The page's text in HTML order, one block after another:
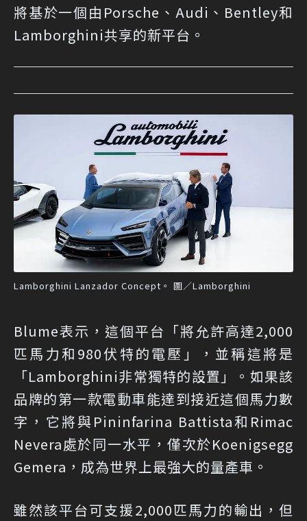
將基於一個由Porsche、Audi、Bentley和
Lamborghini共享的新平台。
Lamborghini Lanzador Concept。 圖／Lamborghini
Blume表示，這個平台「將允許高達2,000
匹馬力和980伏特的電壓」，並稱這將是
「Lamborghini非常獨特的設置」。如果該
品牌的第一款電動車能達到接近這個馬力數
字，它將與Pininfarina Battista和Rimac
Nevera處於同一水平，僅次於Koenigsegg
Gemera，成為世界上最強大的量產車。
雖然該平台可支援2,000匹馬力的輸出，但